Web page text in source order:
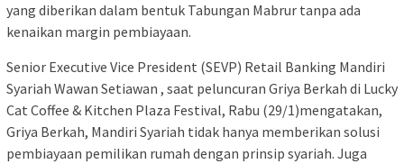
yang diberikan dalam bentuk Tabungan Mabrur tanpa ada
kenaikan margin pembiayaan.
Senior Executive Vice President (SEVP) Retail Banking Mandiri
Syariah Wawan Setiawan , saat peluncuran Griya Berkah di Lucky
Cat Coffee & Kitchen Plaza Festival, Rabu (29/1)mengatakan,
Griya Berkah, Mandiri Syariah tidak hanya memberikan solusi
pembiayaan pemilikan rumah dengan prinsip syariah. Juga